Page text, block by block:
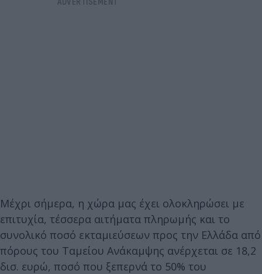
Μέχρι σήμερα, η χώρα μας έχει ολοκληρώσει με
επιτυχία, τέσσερα αιτήματα πληρωμής και το
συνολικό ποσό εκταμιεύσεων προς την Ελλάδα από
πόρους του Ταμείου Ανάκαμψης ανέρχεται σε 18,2
δισ. ευρώ, ποσό που ξεπερνά το 50% του